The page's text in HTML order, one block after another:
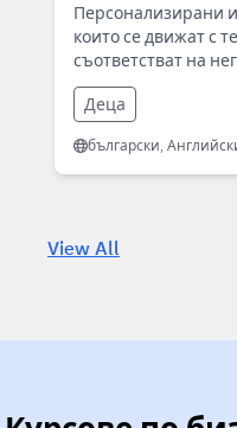
Персонализирани
които се движат с
съответстват на
Деца
български,
View All